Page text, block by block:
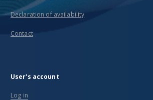
Declaration of availability
Contact
User's account
Log in